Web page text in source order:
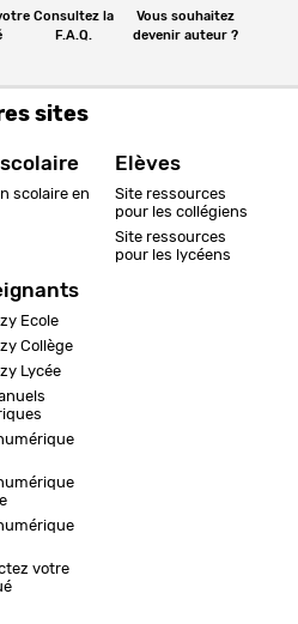
Consultez la
F.A.Q.
Vous souhaitez
devenir auteur ?
sites
scolaire en
Ecole
Collège
Lycée
votre
Elèves
Site ressources
pour les collégiens
Site ressources
pour les lycéens